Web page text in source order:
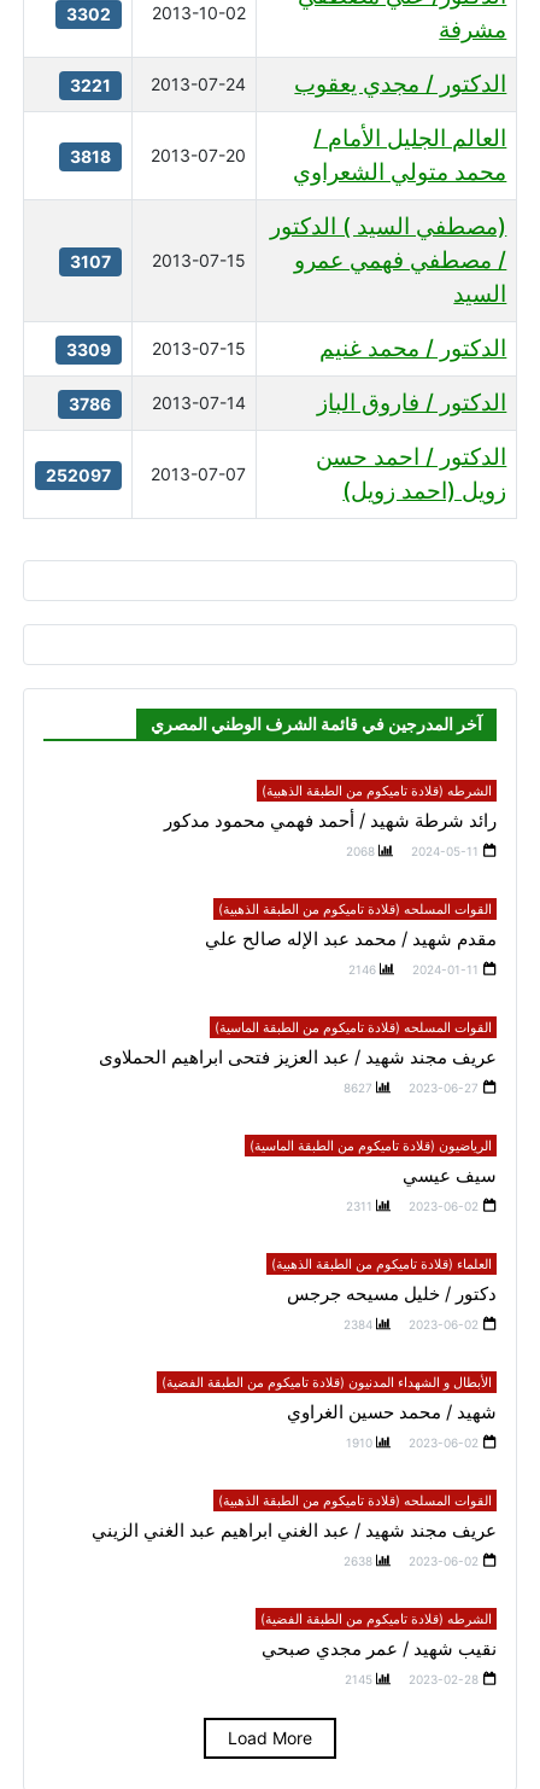
مشرفة
2013-10-02
3302
الدكتور / مجدي يعقوب 2013-07-24
3221
العالم الجليل الأمام /
محمد متولي الشعراوي
2013-07-20
3818
(مصطفي السيد ) الدكتور
/ مصطفي فهمي عمرو
السيد
2013-07-15
3107
الدكتور / محمد غنيم 2013-07-15
3309
الدكتور / فاروق الباز 2013-07-14
3786
الدكتور / احمد حسن
زويل (احمد زويل)
2013-07-07
252097
آخر المدرجين في قائمة الشرف الوطني المصري
الشرطه (قلادة تاميكوم من الطبقة الذهبية)
رائد شرطة شهيد / أحمد فهمي محمود مدكور
2024-05-11
2068
القوات المسلحه (قلادة تاميكوم من الطبقة الذهبية)
مقدم شهيد / محمد عبد الإله صالح علي
2024-01-11
2146
القوات المسلحه (قلادة تاميكوم من الطبقة الماسية)
عريف مجند شهيد / عبد العزيز فتحى ابراهيم الحملاوى
2023-06-27
8627
الرياضيون (قلادة تاميكوم من الطبقة الماسية)
سيف عيسي
2023-06-02
2311
العلماء (قلادة تاميكوم من الطبقة الذهبية)
دكتور / خليل مسيحه جرجس
2023-06-02
2384
الأبطال و الشهداء المدنيون (قلادة تاميكوم من الطبقة الفضية)
شهيد / محمد حسين الغراوي
2023-06-02
1910
القوات المسلحه (قلادة تاميكوم من الطبقة الذهبية)
عريف مجند شهيد / عبد الغني ابراهيم عبد الغني الزيني
2023-06-02
2638
الشرطه (قلادة تاميكوم من الطبقة الفضية)
نقيب شهيد / عمر مجدي صبحي
2023-02-28
2145
Load More